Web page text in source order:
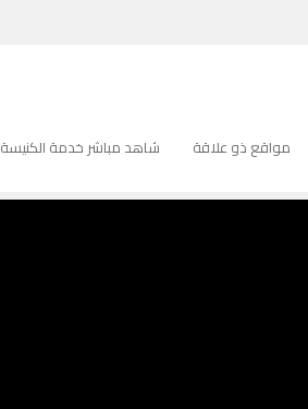
مواقع ذو علاقة شاهد مباشر خدمة الكنيسة